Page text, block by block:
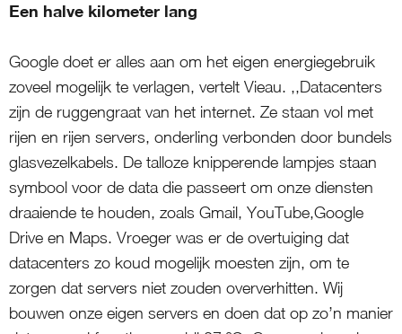
Een halve kilometer lang
Google doet er alles aan om het eigen energiegebruik
zoveel mogelijk te verlagen, vertelt Vieau. ,,Datacenters
zijn de ruggengraat van het internet. Ze staan vol met
rijen en rijen servers, onderling verbonden door bundels
glasvezelkabels. De talloze knipperende lampjes staan
symbool voor de data die passeert om onze diensten
draaiende te houden, zoals Gmail, YouTube,Google
Drive en Maps. Vroeger was er de overtuiging dat
datacenters zo koud mogelijk moesten zijn, om te
zorgen dat servers niet zouden oververhitten. Wij
bouwen onze eigen servers en doen dat op zo’n manier